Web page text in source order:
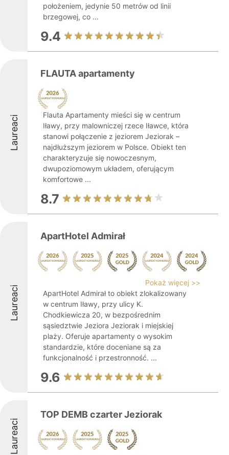
położeniem, jedynie 50 metrów od linii
brzegowej, co ...
9.4
Laureaci
FLAUTA apartamenty
Flauta Apartamenty mieści się w centrum
Iławy, przy malowniczej rzece Iławce, która
stanowi połączenie z jeziorem Jeziorak –
najdłuższym jeziorem w Polsce. Obiekt ten
charakteryzuje się nowoczesnym,
dwupoziomowym układem, oferującym
komfortowe ...
8.7
Laureaci
ApartHotel Admirał
Pokaż więcej >>
ApartHotel Admirał to obiekt zlokalizowany
w centrum Iławy, przy ulicy K.
Chodkiewicza 20, w bezpośrednim
sąsiedztwie Jeziora Jeziorak i miejskiej
plaży. Oferuje apartamenty o wysokim
standardzie, które doceniane są za
funkcjonalność i przestronność. ...
9.6
Laureaci
TOP DEMB czarter Jeziorak